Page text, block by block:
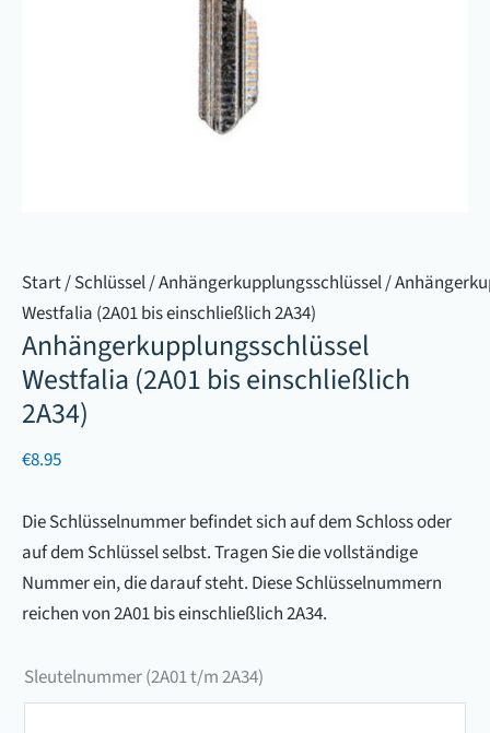
Start/Schlüssel/Anhängerkupplungsschlüssel/
Westfalia (2A01 bis einschließlich 2A34)
Anhängerkupplungsschlüssel
Westfalia (2A01 bis einschließlich
2A34)
€8.95
Die Schlüsselnummer befindet sich auf dem Schloss oder
auf dem Schlüssel selbst. Tragen Sie die vollständige
Nummer ein, die darauf steht. Diese Schlüsselnummern
reichen von 2A01 bis einschließlich 2A34.
Sleutelnummer (2A01 t/m 2A34)